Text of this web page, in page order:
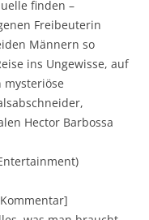
finden –
Freibeuterin
Männern so
ins Ungewisse, auf
Hector Barbossa